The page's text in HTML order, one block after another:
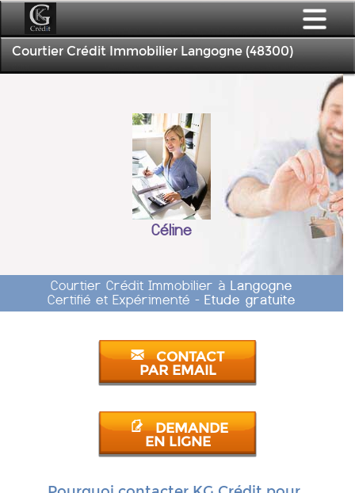
Courtier Crédit Immobilier Langogne (48300)
Céline
Courtier Crédit Immobilier à Langogne
Certifié et Expérimenté - Etude gratuite
CONTACT
PAR EMAIL
DEMANDE
EN LIGNE